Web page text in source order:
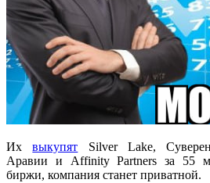
Ихвыкупят Silver Lake,
Аравии и Affinity Partners за 55
биржи, компания станет приватной.